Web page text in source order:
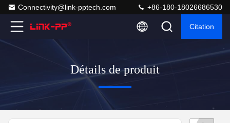
Connectivity@link-pptech.com +86-180-18026686530
Citation
Détails de produit